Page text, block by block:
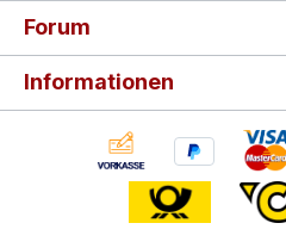
Forum
Informationen